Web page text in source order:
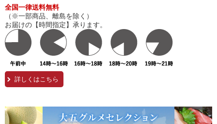
全国一律送料無料
（※一部商品、離島を除く）
お届けの【時間指定】承ります。
詳しくはこちら